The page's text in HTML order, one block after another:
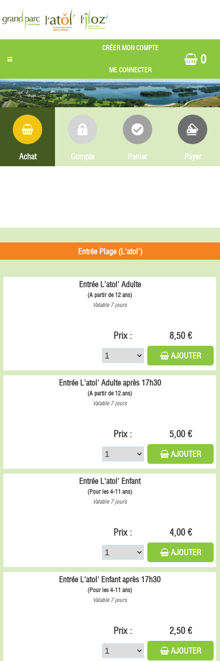
0
Achat Compte Panier Payer
Entrée Plage (L'atol')
Entrée L'atol' Adulte
(A partir de 12 ans)
Valable 7 jours
Prix : 8,50 €
AJOUTER
Entrée L'atol' Adulte après 17h30
(A partir de 12 ans)
Valable 7 jours
Prix : 5,00 €
AJOUTER
Entrée L'atol' Enfant
(Pour les 4-11 ans)
Valable 7 jours
Prix : 4,00 €
AJOUTER
Entrée L'atol' Enfant après 17h30
(Pour les 4-11 ans)
Valable 7 jours
Prix : 2,50 €
AJOUTER